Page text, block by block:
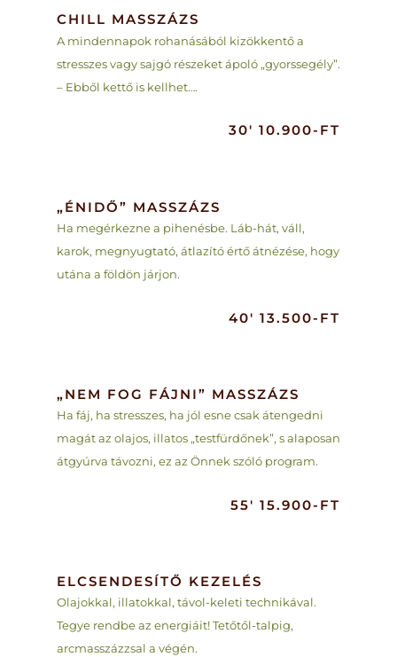
CHILL MASSZÁZS
A mindennapok rohanásából kizökkentő a
stresszes vagy sajgó részeket ápoló „gyorssegély”.
– Ebből kettő is kellhet….
30′ 10.900-FT
„ÉNIDŐ” MASSZÁZS
Ha megérkezne a pihenésbe. Láb-hát, váll,
karok, megnyugtató, átlazító értő átnézése, hogy
utána a földön járjon.
40′ 13.500-FT
„NEM FOG FÁJNI” MASSZÁZS
Ha fáj, ha stresszes, ha jól esne csak átengedni
magát az olajos, illatos „testfürdőnek”, s alaposan
átgyúrva távozni, ez az Önnek szóló program.
55′ 15.900-FT
ELCSENDESÍTŐ KEZELÉS
Olajokkal, illatokkal, távol-keleti technikával.
Tegye rendbe az energiáit! Tetőtől-talpig,
arcmasszázzsal a végén.